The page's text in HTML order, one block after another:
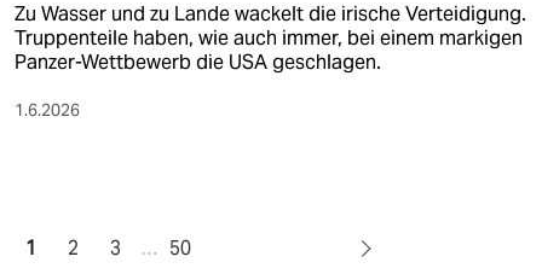
Zu Wasser und zu Lande wackelt die irische Verteidigung.
Truppenteile haben, wie auch immer, bei einem markigen
Panzer-Wettbewerb die USA geschlagen.
1.6.2026
1 2 3 … 50